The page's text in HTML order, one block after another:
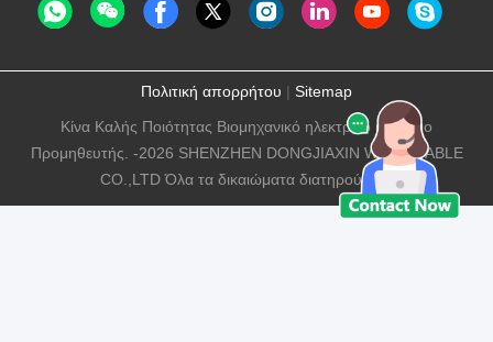
Πολιτική απορρήτου | Sitemap
Κίνα Καλής Ποιότητας Βιομηχανικό ηλεκτρικό καλώδιο
Προμηθευτής. -2026 SHENZHEN DONGJIAXIN WIRE&CABLE
CO.,LTD Όλα τα δικαιώματα διατηρούνται.